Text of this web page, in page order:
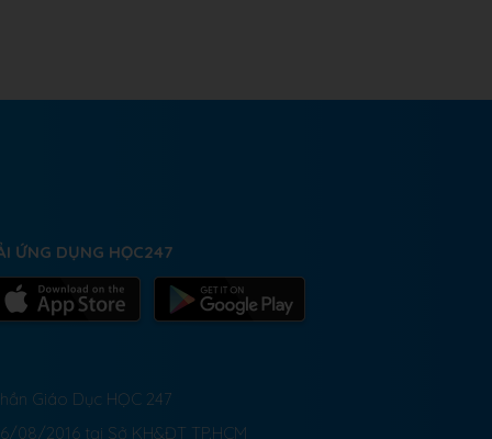
ỨNG DỤNG HỌC247
Giáo Dục HỌC 247
08/2016 tại Sở KH&ĐT TP.HCM